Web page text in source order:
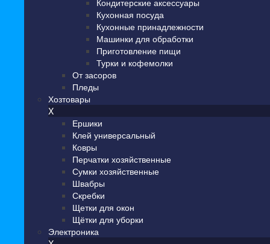
Кондитерские аксессуары
Кухонная посуда
Кухонные принадлежности
Машинки для обработки
Приготовление пищи
Турки и кофемолки
От засоров
Пледы
Хозтовары
X
Ершики
Клей универсальный
Ковры
Перчатки хозяйственные
Сумки хозяйственные
Швабры
Скребки
Щетки для окон
Щётки для уборки
Электроника